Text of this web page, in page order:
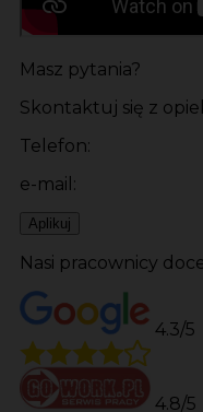
Masz pytania?
Skontaktuj się z
Telefon:
e-mail:
Aplikuj
Nasi pracownicy
4.3/5
4.8/5